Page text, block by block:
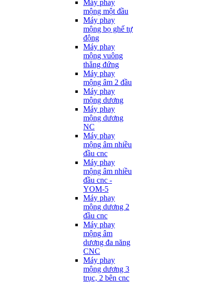
Máy phay
mộng một đầu
Máy phay
mộng bọ ghế tự
động
Máy phay
mộng vuông
thẳng đứng
Máy phay
mộng âm 2 đầu
Máy phay
mộng dương
Máy phay
mộng dương
NC
Máy phay
mộng âm nhiều
đầu cnc
Máy phay
mộng âm nhiều
đầu cnc -
YOM-5
Máy phay
mộng dương 2
đầu cnc
Máy phay
mộng âm
dương đa năng
CNC
Máy phay
mộng dương 3
trục, 2 bên cnc